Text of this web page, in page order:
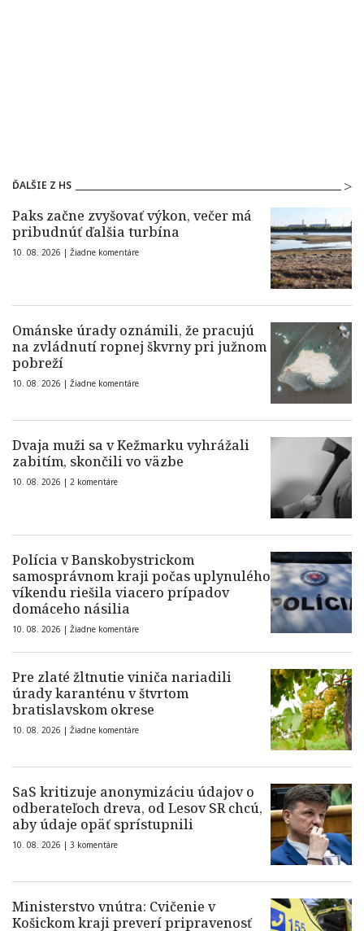
ĎALŠIE Z HS
Paks začne zvyšovať výkon, večer má
pribudnúť ďalšia turbína
10. 08. 2026 | Žiadne komentáre
Ománske úrady oznámili, že pracujú
na zvládnutí ropnej škvrny pri južnom
pobreží
10. 08. 2026 | Žiadne komentáre
Dvaja muži sa v Kežmarku vyhrážali
zabitím, skončili vo väzbe
10. 08. 2026 | 2 komentáre
Polícia v Banskobystrickom
samosprávnom kraji počas uplynulého
víkendu riešila viacero prípadov
domáceho násilia
10. 08. 2026 | Žiadne komentáre
Pre zlaté žltnutie viniča nariadili
úrady karanténu v štvrtom
bratislavskom okrese
10. 08. 2026 | Žiadne komentáre
SaS kritizuje anonymizáciu údajov o
odberateľoch dreva, od Lesov SR chcú,
aby údaje opäť sprístupnili
10. 08. 2026 | 3 komentáre
Ministerstvo vnútra: Cvičenie v
Košickom kraji preverí pripravenosť